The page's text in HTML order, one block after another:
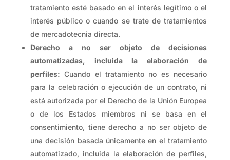
tratamiento esté basado en el interés legítimo o el
interés público o cuando se trate de tratamientos
de mercadotecnia directa.
Derecho a no ser objeto de decisiones
automatizadas, incluida la elaboración de
perfiles: Cuando el tratamiento no es necesario
para la celebración o ejecución de un contrato, ni
está autorizada por el Derecho de la Unión Europea
o de los Estados miembros ni se basa en el
consentimiento, tiene derecho a no ser objeto de
una decisión basada únicamente en el tratamiento
automatizado, incluida la elaboración de perfiles,